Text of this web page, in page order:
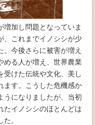
増加し問題となっていま
、これまでイノシシが少
今後さらに被害が増え
める人が増え、世界農業
受けた伝統や文化、美し
ます。こうした危機感か
うになりましたが、当初
たイノシシのほとんどは
。